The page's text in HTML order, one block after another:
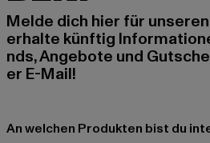
Melde dich hier für
erhalte künftig
nds, Angebote und
er E-Mail!
An welchen Produkten bist du